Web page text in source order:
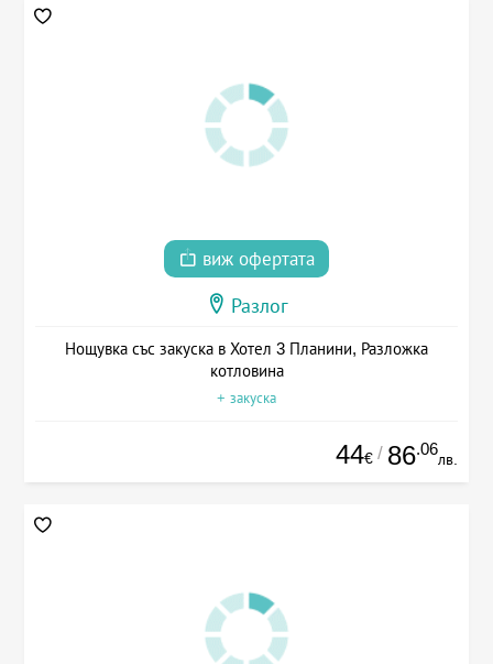
виж офертата
Разлог
Нощувка със закуска в Хотел 3 Планини, Разложка
котловина
+ закуска
44€ / 86.06
лв.